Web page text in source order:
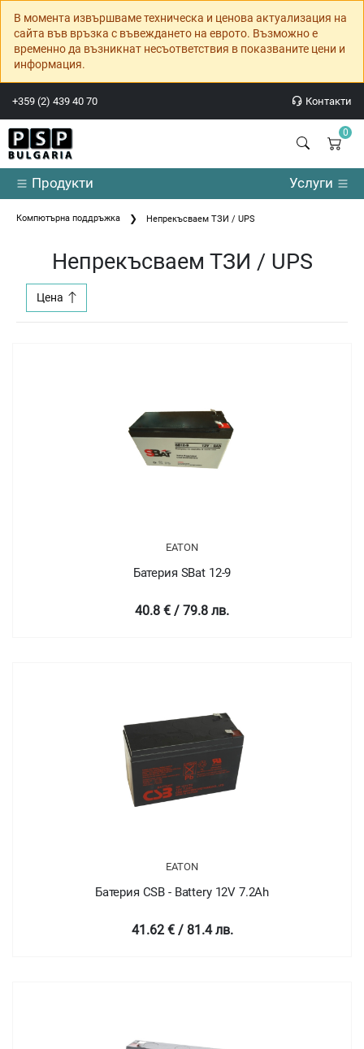
В момента извършваме техническа и ценова актуализация на
сайта във връзка с въвеждането на еврото. Възможно е
временно да възникнат несъответствия в показваните цени и
информация.
+359 (2) 439 40 70 Контакти
0
Продукти Услуги
Компютърна поддръжка Непрекъсваем ТЗИ / UPS
Непрекъсваем ТЗИ / UPS
Цена
EATON
Батерия SBat 12-9
40.8 € / 79.8 лв.
EATON
Батерия CSB - Battery 12V 7.2Ah
41.62 € / 81.4 лв.